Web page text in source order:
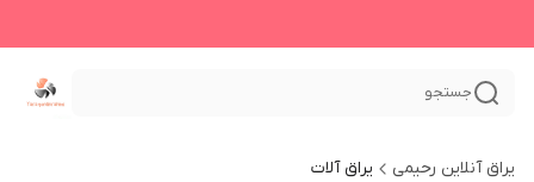
جستجو
یراق آنلاین رحیمی یراق آلات